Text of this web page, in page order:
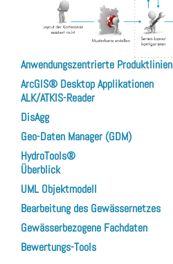
Anwendungszentrierte Produktlinien
ArcGIS® Desktop Applikationen
ALK/ATKIS-Reader
DisAgg
Geo-Daten Manager (GDM)
HydroTools®
Überblick
UML Objektmodell
Bearbeitung des Gewässernetzes
Gewässerbezogene Fachdaten
Bewertungs-Tools